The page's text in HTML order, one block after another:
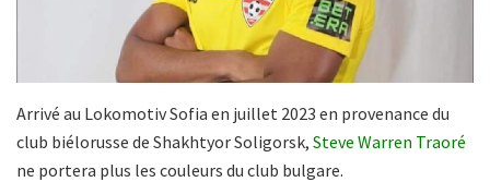
Arrivé au Lokomotiv Sofia en juillet 2023 en provenance du
club biélorusse de Shakhtyor Soligorsk, Steve Warren Traoré
ne portera plus les couleurs du club bulgare.